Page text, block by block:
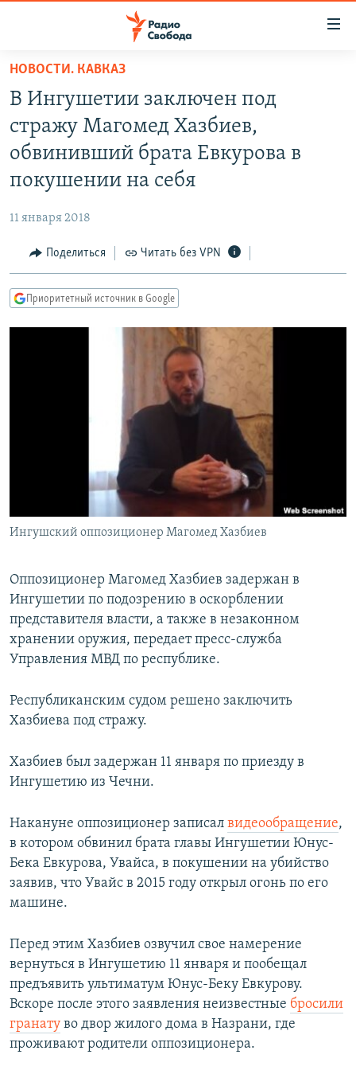
упрощенного
доступа
основному
содержанию
Вернутся
навигации
Вернутся
ПОДКАСТЫ
АВТОРСКИЕ ПРОЕКТЫ
КУЛЬТУРА
IDEL.РЕАЛИИ
КАВКАЗ.РЕАЛИИ
ПОДПИШИТЕСЬ НА РАССЫЛКУ
НОВОСТИ. КАВКАЗ
В Ингушетии заключен под
стражу Магомед Хазбиев,
обвинивший брата Евкурова в
покушении на себя
11 января 2018
Поделиться Читать без VPN
Приоритетный источник в Google
Ингушский оппозиционер Магомед Хазбиев
Оппозиционер Магомед Хазбиев задержан в
Ингушетии по подозрению в оскорблении
представителя власти, а также в незаконном
хранении оружия, передает пресс-служба
Управления МВД по республике.
Республиканским судом решено заключить
Хазбиева под стражу.
Хазбиев был задержан 11 января по приезду в
Ингушетию из Чечни.
Накануне оппозиционер записал видеообращение,
в котором обвинил брата главы Ингушетии Юнус-
Бека Евкурова, Увайса, в покушении на убийство
заявив, что Увайс в 2015 году открыл огонь по его
машине.
Перед этим Хазбиев озвучил свое намерение
вернуться в Ингушетию 11 января и пообещал
предъявить ультиматум Юнус-Беку Евкурову.
Вскоре после этого заявления неизвестные бросили
гранату во двор жилого дома в Назрани, где
проживают родители оппозиционера.